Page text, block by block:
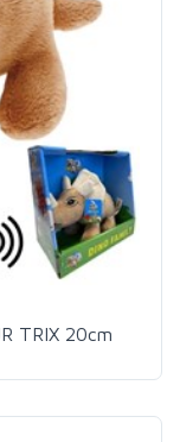
TRIX 20cm